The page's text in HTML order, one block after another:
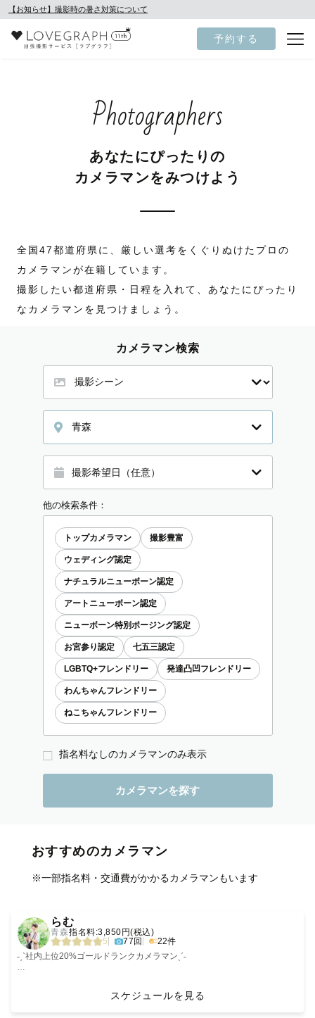
【お知らせ】撮影時の暑さ対策について
予約する
Photographers
あなたにぴったりの
カメラマンをみつけよう
全国47都道府県に、厳しい選考をくぐりぬけたプロの
カメラマンが在籍しています。
撮影したい都道府県・日程を入れて、あなたにぴったり
なカメラマンを見つけましょう。
カメラマン検索
青森
他の検索条件：
トップカメラマン 撮影豊富
ウェディング認定
ナチュラルニューボーン認定
アートニューボーン認定
ニューボーン特別ポージング認定
お宮参り認定 七五三認定
LGBTQ+フレンドリー 発達凸凹フレンドリー
わんちゃんフレンドリー
ねこちゃんフレンドリー
指名料なしのカメラマンのみ表示
おすすめのカメラマン
※一部指名料・交通費がかかるカメラマンもいます
らむ
青森指名料:3,850円(税込)
5
77回
22件
˗ˏˋ社内上位20%ゴールドランクカメラマンˎˊ˗
青森を拠点に活動しております、東北ラブグラファーの『らむ』と申しま
スケジュールを見る